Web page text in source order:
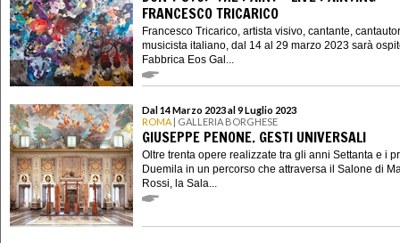
FRANCESCO TRICARICO
Francesco Tricarico, artista visivo, cantante,
musicista italiano, dal 14 al 29 marzo 2023 sarà
Fabbrica Eos Gal...
Dal 14 Marzo 2023 al 9 Luglio 2023
ROMA | GALLERIA BORGHESE
GIUSEPPE PENONE. GESTI UNIVERSALI
Oltre trenta opere realizzate tra gli anni Settanta e i
Duemila in un percorso che attraversa il Salone di
Rossi, la Sala...